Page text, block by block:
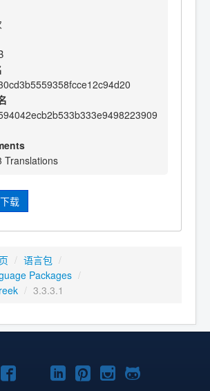
Translations
载
/ 语言包 /
Packages /
/ 3.3.3.1
FacebookYouTube
LinkedIn
Pinterest
Instagram
GitHub